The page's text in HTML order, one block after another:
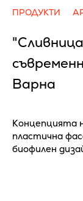
ПРОДУКТИ
Варна
Концепцията
пластична
биофилен